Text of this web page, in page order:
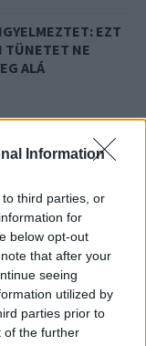
Information
third parties, or
for
below opt-out
that after your
seeing
utilized by
parties prior to
of the further
EZT
TÜNETET NE
ALÁ
– EGYSZERŰBB
ÉS NEM
EZZEL LESZ
CSAP